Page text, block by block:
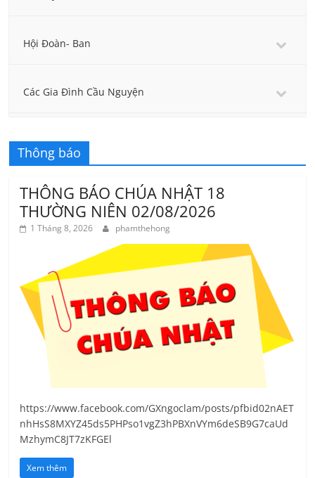
Hội Đoàn- Ban
Các Gia Đình Cầu Nguyện
Thông báo
THÔNG BÁO CHÚA NHẬT 18
THƯỜNG NIÊN 02/08/2026
1 Tháng 8, 2026 phamthehong
https://www.facebook.com/GXngoclam/posts/pfbid02nAET
nhHsS8MXYZ45ds5PHPso1vgZ3hPBXnVYm6deSB9G7caUd
MzhymC8JT7zKFGEl
Xem thêm